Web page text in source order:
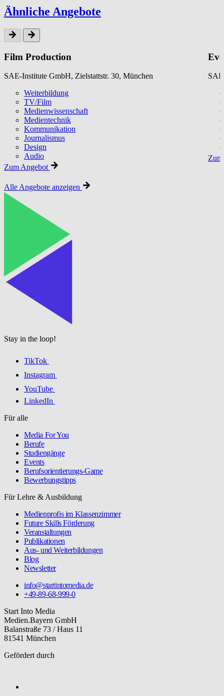
Ähnliche Angebote
Film Production
SAE-Institute GmbH, Zielstattstr. 30, München
Weiterbildung
TV/Film
Medienwissenschaft
Medientechnik
Kommunikation
Journalismus
Design
Audio
Zum Angebot
Alle Angebote anzeigen
Stay in the loop!
TikTok
Instagram
YouTube
LinkedIn
Für alle
Media For You
Berufe
Studiengänge
Events
Berufsorientierungs-Game
Bewerbungstipps
Für Lehre & Ausbildung
Medienprofis im Klassenzimmer
Future Skills Förderung
Veranstaltungen
Publikationen
Aus- und Weiterbildungen
Blog
Newsletter
info@startintomedia.de
+49-89-68-999-0
Start Into Media
Medien.Bayern GmbH
Balanstraße 73 / Haus 11
81541 München
Gefördert durch